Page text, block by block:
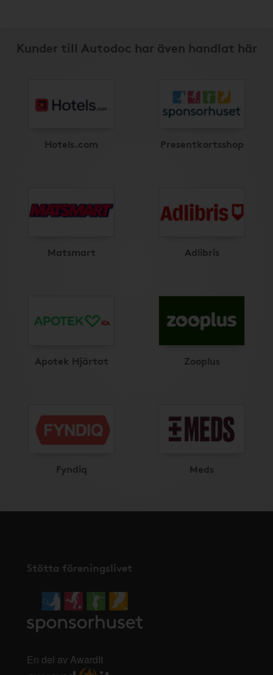
Kunder till Autodoc har även handlat här
Hotels.com Presentkortsshop
Matsmart Adlibris
Apotek Hjärtat Zooplus
Fyndiq Meds
Stötta föreningslivet
En del av AwardIt